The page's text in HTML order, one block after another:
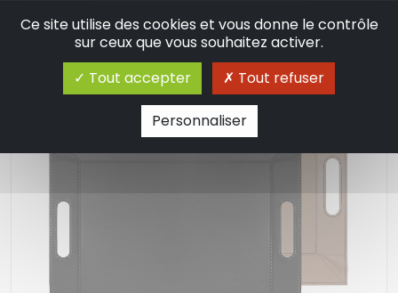
Ce site utilise des cookies et vous donne le contrôle
sur ceux que vous souhaitez activer.
Tout accepter
Tout refuser
Personnaliser